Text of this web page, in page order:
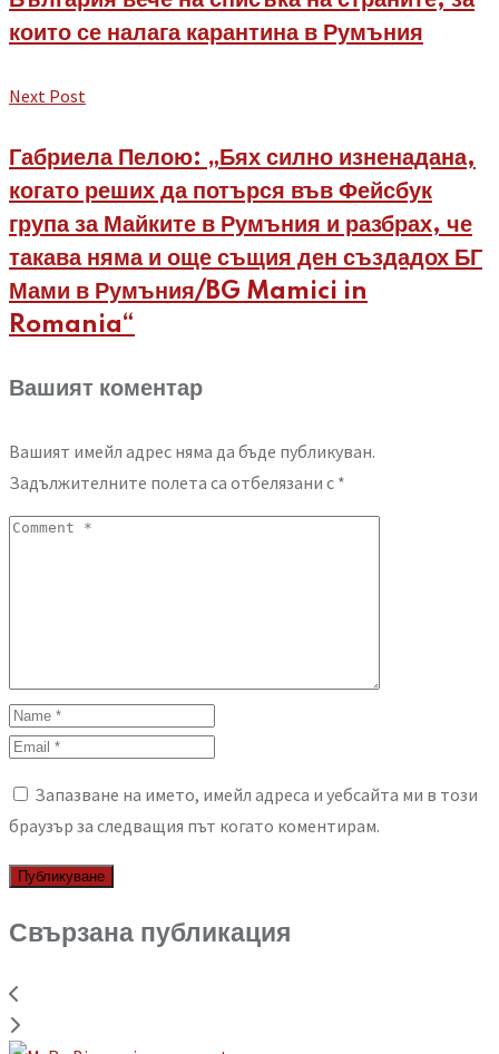
които се налага карантина в Румъния
Next Post
Габриела Пелою: „Бях силно изненадана,
когато реших да потърся във Фейсбук
група за Майките в Румъния и разбрах, че
такава няма и още същия ден създадох БГ
Мами в Румъния/BG Mamici in
Romania“
Вашият коментар
Вашият имейл адрес няма да бъде публикуван.
Задължителните полета са отбелязани с *
Запазване на името, имейл адреса и уебсайта ми в този
браузър за следващия път когато коментирам.
Свързана публикация